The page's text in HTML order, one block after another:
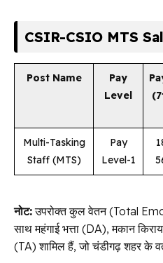
CSIR-CSIO MTS
Post Name
Pay
Level
Multi-Tasking
Staff (MTS)
Pay
Level-1
₹
नोट:उपरोक्त कुल वेतन (Total
साथ महंगाई भत्ता (DA), मकान
(TA) शामिल हैं, जो चंडीगढ़ शहर के